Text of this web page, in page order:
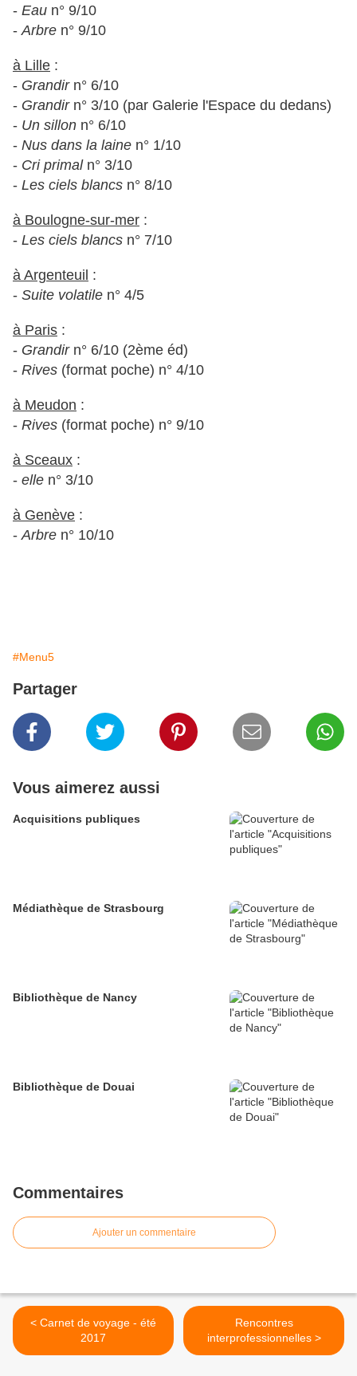
- Eau n° 9/10
-Arbre n° 9/10
à Lille :
- Grandirn° 6/10
- Grandirn° 3/10 (par Galerie l'Espace du dedans)
- Un sillon n° 6/10
- Nus dans la laine n° 1/10
- Cri primaln° 3/10
- Les ciels blancs n° 8/10
à Boulogne-sur-mer :
- Les ciels blancs n° 7/10
à Argenteuil :
- Suite volatile n° 4/5
à Paris :
- Grandirn° 6/10 (2ème éd)
- Rives (format poche) n° 4/10
à Meudon :
- Rives (format poche) n° 9/10
à Sceaux :
- elle n° 3/10
à Genève :
-Arbre n° 10/10
#Menu5
Partager
Vous aimerez aussi
Acquisitions publiques
Médiathèque de Strasbourg
Bibliothèque de Nancy
Bibliothèque de Douai
Commentaires
Ajouter un commentaire
< Carnet de voyage - été
2017
Rencontres
interprofessionnelles >